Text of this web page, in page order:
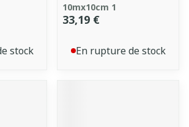
stock
10mx10cm 1
33,19 €
En rupture de stock